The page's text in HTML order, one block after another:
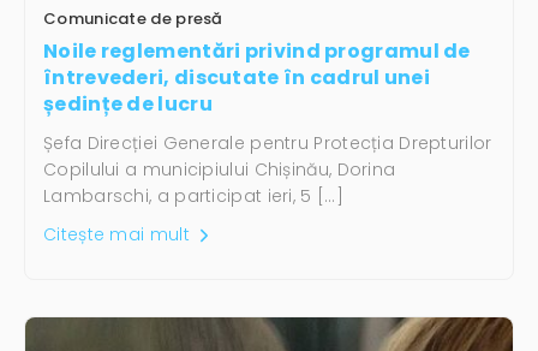
Comunicate de presă
Noile reglementări privind programul de
întrevederi, discutate în cadrul unei
ședințe de lucru
Șefa Direcției Generale pentru Protecția Drepturilor
Copilului a municipiului Chișinău, Dorina
Lambarschi, a participat ieri, 5 […]
Citește mai mult